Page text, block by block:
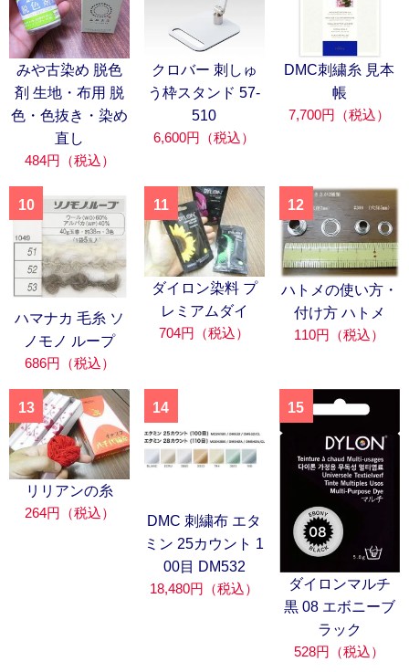
みや古染め 脱色
剤 生地・布用 脱
色・色抜き・染め
直し
484円（税込）
クロバー 刺しゅ
う枠スタンド 57-
510
6,600円（税込）
DMC刺繍糸 見本
帳
7,700円（税込）
10
ハマナカ 毛糸 ソ
ノモノ ループ
686円（税込）
11
ダイロン染料 プ
レミアムダイ
704円（税込）
12
ハトメの使い方・
付け方 ハトメ
110円（税込）
13
リリアンの糸
264円（税込）
14
DMC 刺繍布 エタ
ミン 25カウント 1
00目 DM532
18,480円（税込）
15
ダイロンマルチ
黒 08 エボニーブ
ラック
528円（税込）